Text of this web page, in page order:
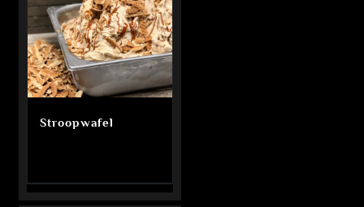
Stroopwafel